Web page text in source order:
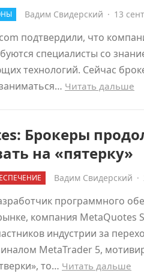
Вадим Свидерский · 13
подтвердили, что
специалисты со
технологий. Сейчас
Читать дальше
Брокеры
на «пятерку»
Вадим Свидерский ·
программного
компания MetaQuotes
индустрии за
MetaTrader 5,
то… Читать дальше